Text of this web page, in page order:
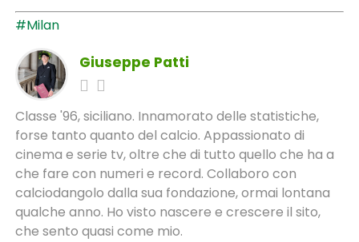
#Milan
Giuseppe Patti
Classe '96, siciliano. Innamorato delle statistiche,
forse tanto quanto del calcio. Appassionato di
cinema e serie tv, oltre che di tutto quello che ha a
che fare con numeri e record. Collaboro con
calciodangolo dalla sua fondazione, ormai lontana
qualche anno. Ho visto nascere e crescere il sito,
che sento quasi come mio.